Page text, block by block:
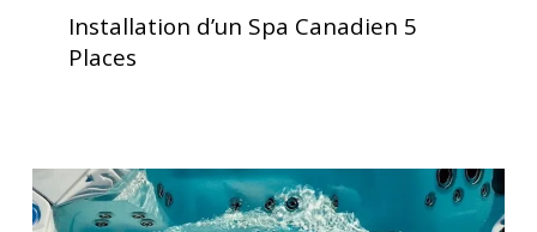
d’un
Canadien
Installation d’un Spa Canadien 5
Places
Vérification
des